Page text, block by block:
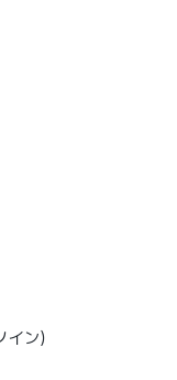
ン）